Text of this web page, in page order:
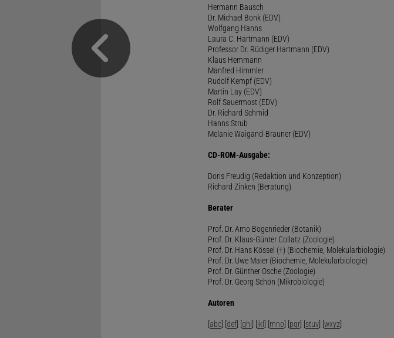
Hermann Bausch
Dr. Michael Bonk (EDV)
Wolfgang Hanns
Laura C. Hartmann (EDV)
Professor Dr. Rüdiger Hartmann (EDV)
Klaus Hemmann
Manfred Himmler
Rudolf Kempf (EDV)
Martin Lay (EDV)
Rolf Sauermost (EDV)
Dr. Richard Schmid
Hanns Strub
Melanie Waigand-Brauner (EDV)
CD-ROM-Ausgabe:
Doris Freudig (Redaktion und Konzeption)
Richard Zinken (Beratung)
Berater
Prof. Dr. Arno Bogenrieder (Botanik)
Prof. Dr. Klaus-Günter Collatz (Zoologie)
Prof. Dr. Hans Kössel (†) (Biochemie, Molekularbiologie)
Prof. Dr. Uwe Maier (Biochemie, Molekularbiologie)
Prof. Dr. Günther Osche (Zoologie)
Prof. Dr. Georg Schön (Mikrobiologie)
Autoren
[abc] [def] [ghi] [jkl] [mno] [pqr] [stuv] [wxyz]